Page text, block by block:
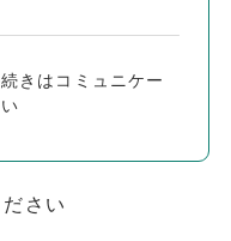
きはコミュニケー
さい